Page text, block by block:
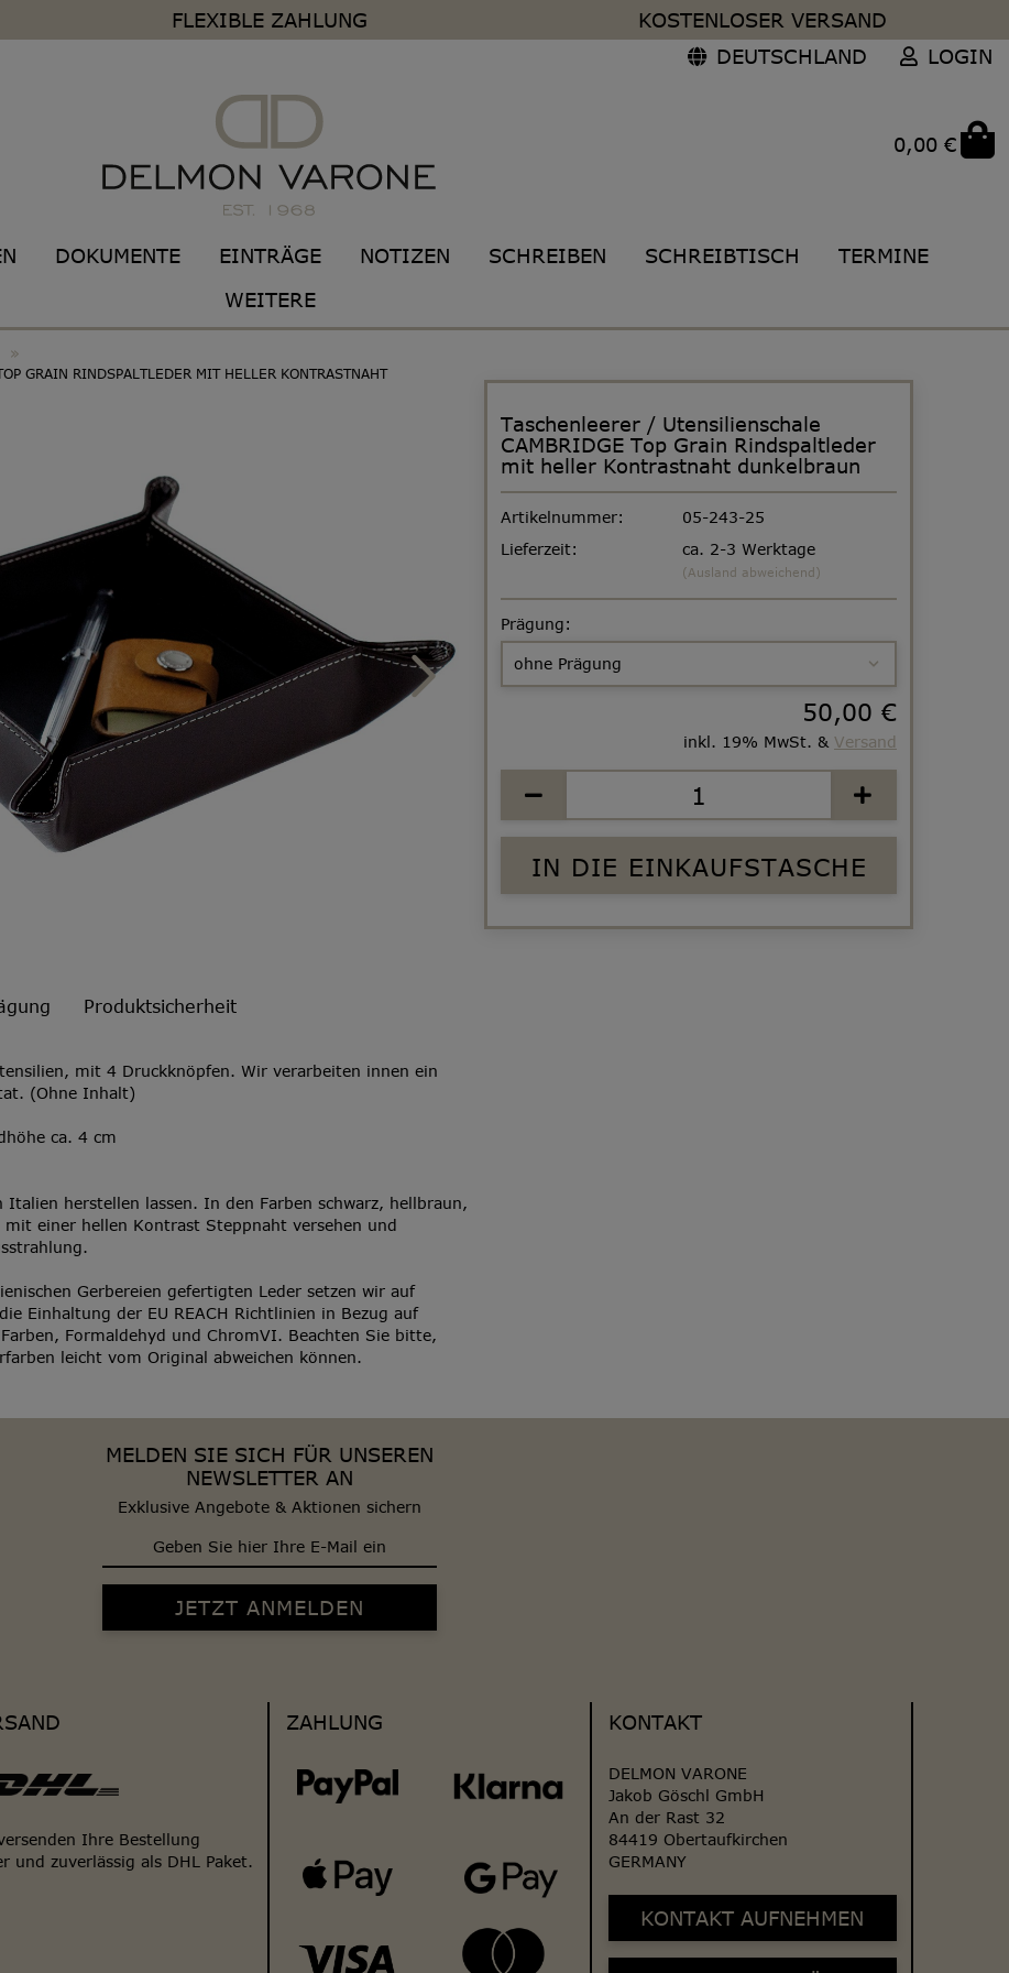
FLEXIBLE ZAHLUNG
KOSTENLOSER VERSAND
DEUTSCHLAND
LOGIN
0,00 €
DOKUMENTE EINTRÄGE NOTIZEN SCHREIBEN SCHREIBTISCH
TERMINE
WEITERE
»
GRAIN RINDSPALTLEDER MIT HELLER KONTRASTNAHT
Taschenleerer / Utensilienschale
CAMBRIDGE Top Grain Rindspaltleder
mit heller Kontrastnaht dunkelbraun
Artikelnummer:
05-243-25
Lieferzeit:
ca. 2-3 Werktage
(Ausland abweichend)
Prägung:
50,00 €
inkl. 19% MwSt. & Versand
Produktsicherheit
mit 4 Druckknöpfen. Wir verarbeiten innen ein
(Ohne Inhalt)
ca. 4 cm
herstellen lassen. In den Farben schwarz, hellbraun,
einer hellen Kontrast Steppnaht versehen und
Gerbereien gefertigten Leder setzen wir auf
Einhaltung der EU REACH Richtlinien in Bezug auf
Formaldehyd und ChromVI. Beachten Sie bitte,
leicht vom Original abweichen können.
MELDEN SIE SICH FÜR UNSEREN
NEWSLETTER AN
Exklusive Angebote & Aktionen sichern
Ihre Bestellung
und zuverlässig als DHL Paket.
ZAHLUNG KONTAKT
DELMON VARONE
Jakob Göschl GmbH
An der Rast 32
84419 Obertaufkirchen
GERMANY
KONTAKT AUFNEHMEN